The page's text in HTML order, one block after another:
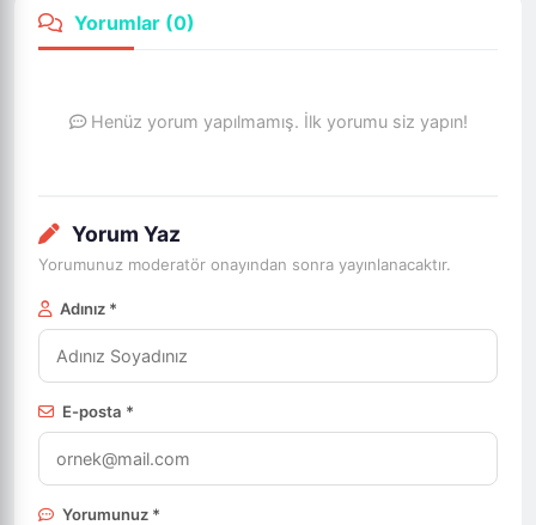
Yorumlar (0)
Henüz yorum yapılmamış. İlk yorumu siz yapın!
Yorum Yaz
Yorumunuz moderatör onayından sonra yayınlanacaktır.
Adınız *
E-posta *
Yorumunuz *